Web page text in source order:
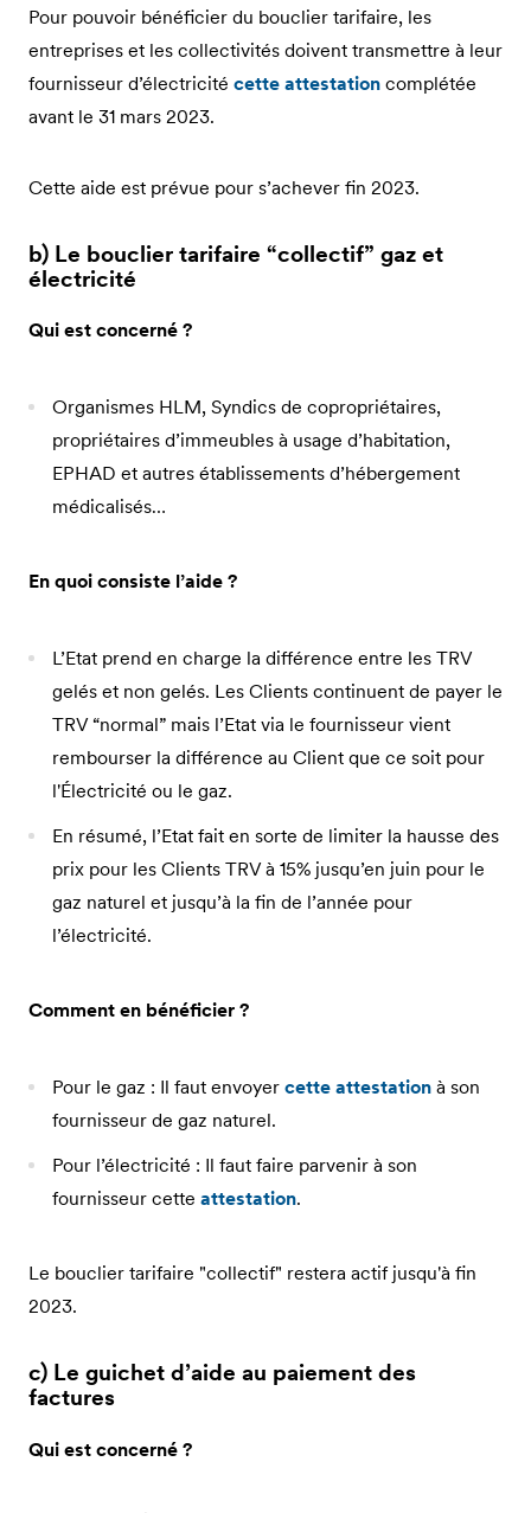
Pour pouvoir bénéficier du bouclier tarifaire, les
entreprises et les collectivités doivent transmettre à leur
fournisseur d’électricité cette attestation complétée
avant le 31 mars 2023.
Cette aide est prévue pour s’achever fin 2023.
b) Le bouclier tarifaire “collectif” gaz et
électricité
Qui est concerné ?
Organismes HLM, Syndics de copropriétaires,
propriétaires d’immeubles à usage d’habitation,
EPHAD et autres établissements d’hébergement
médicalisés…
En quoi consiste l’aide ?
L’Etat prend en charge la différence entre les TRV
gelés et non gelés. Les Clients continuent de payer le
TRV “normal” mais l’Etat via le fournisseur vient
rembourser la différence au Client que ce soit pour
l'Électricité ou le gaz.
En résumé, l’Etat fait en sorte de limiter la hausse des
prix pour les Clients TRV à 15% jusqu’en juin pour le
gaz naturel et jusqu’à la fin de l’année pour
l’électricité.
Comment en bénéficier ?
Pour le gaz : Il faut envoyer cette attestation à son
fournisseur de gaz naturel.
Pour l’électricité : Il faut faire parvenir à son
fournisseur cette attestation.
Le bouclier tarifaire "collectif" restera actif jusqu'à fin
2023.
c) Le guichet d’aide au paiement des
factures
Qui est concerné ?